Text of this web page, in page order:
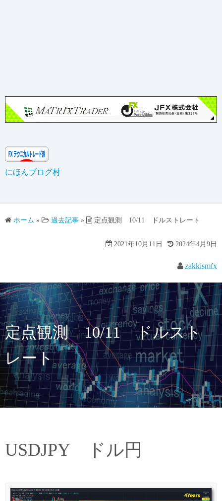
にほんブログ村
ホーム » 過去記事 » 定点観測 10/11 ドルストレート
2021年10月11日 2024年4月9日
zakkismfx
定点観測 10/11 ドルスト
レート
USDJPY ドル円